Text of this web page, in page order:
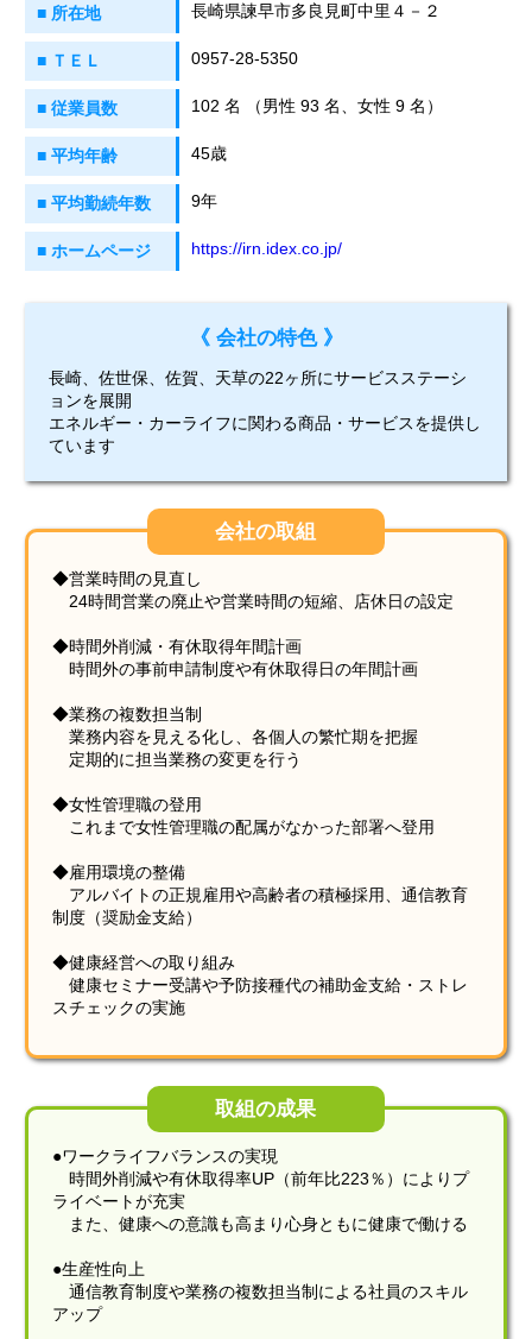
■ 所在地 長崎県諫早市多良見町中里４－２
■ ＴＥＬ 0957-28-5350
■ 従業員数 102 名 （男性 93 名、女性 9 名）
■ 平均年齢 45歳
■ 平均勤続年数 9年
■ ホームページ https://irn.idex.co.jp/
《 会社の特色 》
長崎、佐世保、佐賀、天草の22ヶ所にサービスステーシ
ョンを展開
エネルギー・カーライフに関わる商品・サービスを提供し
ています
会社の取組
◆営業時間の見直し
24時間営業の廃止や営業時間の短縮、店休日の設定
◆時間外削減・有休取得年間計画
時間外の事前申請制度や有休取得日の年間計画
◆業務の複数担当制
業務内容を見える化し、各個人の繁忙期を把握
定期的に担当業務の変更を行う
◆女性管理職の登用
これまで女性管理職の配属がなかった部署へ登用
◆雇用環境の整備
アルバイトの正規雇用や高齢者の積極採用、通信教育
制度（奨励金支給）
◆健康経営への取り組み
健康セミナー受講や予防接種代の補助金支給・ストレ
スチェックの実施
取組の成果
●ワークライフバランスの実現
時間外削減や有休取得率UP（前年比223％）によりプ
ライベートが充実
また、健康への意識も高まり心身ともに健康で働ける
●生産性向上
通信教育制度や業務の複数担当制による社員のスキル
アップ